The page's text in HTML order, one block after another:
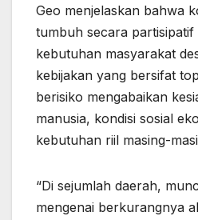
Geo menjelaskan bahwa
tumbuh secara
kebutuhan masyarakat
kebijakan yang bersifat
berisiko mengabaikan
manusia, kondisi sosial
kebutuhan riil masing-
“Di sejumlah daerah,
mengenai berkurangnya